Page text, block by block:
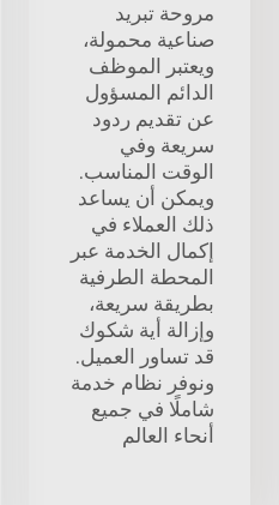
مروحة تبريد
صناعية محمولة،
ويعتبر الموظف
الدائم المسؤول
عن تقديم ردود
سريعة وفي
الوقت المناسب.
ويمكن أن يساعد
ذلك العملاء في
إكمال الخدمة عبر
المحطة الطرفية
بطريقة سريعة،
وإزالة أية شكوك
قد تساور العميل.
ونوفر نظام خدمة
شاملًا في جميع
أنحاء العالم